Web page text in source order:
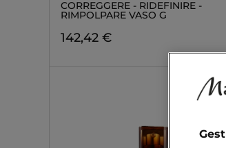
CORREGGERE - RIDEFINIRE -
RIMPOLPARE VASO G
142,42 €